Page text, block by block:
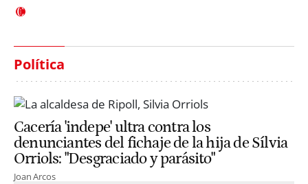
Política
Cacería 'indepe' ultra contra los
denunciantes del fichaje de la hija de Sílvia
Orriols: "Desgraciado y parásito"
Joan Arcos